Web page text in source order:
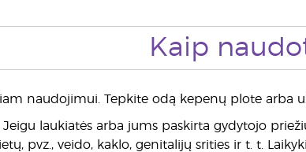
Kaip
naudojimui. Tepkite odą kepenų plote arba
laukiatės arba jums paskirta gydytojo
pvz., veido, kaklo, genitalijų srities ir t. t.